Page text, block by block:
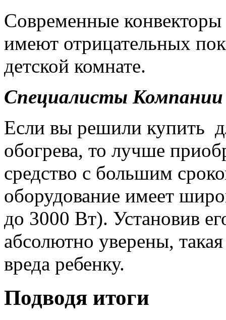
Современные конвекторы
имеют отрицательных
детской комнате.
Специалисты
Если вы решили купить
обогрева, то лучше
средство с большим
оборудование имеет
до 3000 Вт). Установив
абсолютно уверены,
вреда ребенку.
Подводя итоги